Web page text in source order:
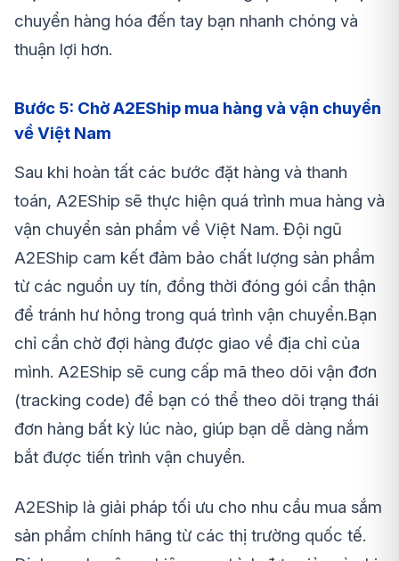
chuyển hàng hóa đến tay bạn nhanh chóng và
thuận lợi hơn.
Bước 5: Chờ A2EShip mua hàng và vận chuyển
về Việt Nam
Sau khi hoàn tất các bước đặt hàng và thanh
toán, A2EShip sẽ thực hiện quá trình mua hàng và
vận chuyển sản phẩm về Việt Nam. Đội ngũ
A2EShip cam kết đảm bảo chất lượng sản phẩm
từ các nguồn uy tín, đồng thời đóng gói cẩn thận
để tránh hư hỏng trong quá trình vận chuyển.Bạn
chỉ cần chờ đợi hàng được giao về địa chỉ của
mình. A2EShip sẽ cung cấp mã theo dõi vận đơn
(tracking code) để bạn có thể theo dõi trạng thái
đơn hàng bất kỳ lúc nào, giúp bạn dễ dàng nắm
bắt được tiến trình vận chuyển.
A2EShip là giải pháp tối ưu cho nhu cầu mua sắm
sản phẩm chính hãng từ các thị trường quốc tế.